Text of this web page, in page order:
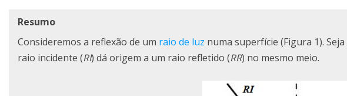
Resumo
Consideremos a reflexão de um raio de luz numa superfície (Figura 1). Seja
raio incidente (RI) dá origem a um raio refletido (RR) no mesmo meio.